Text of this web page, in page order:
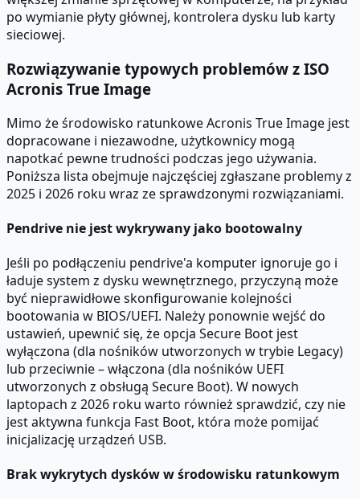
po wymianie płyty głównej, kontrolera dysku lub karty
sieciowej.
Rozwiązywanie typowych problemów z ISO
Acronis True Image
Mimo że środowisko ratunkowe Acronis True Image jest
dopracowane i niezawodne, użytkownicy mogą
napotkać pewne trudności podczas jego używania.
Poniższa lista obejmuje najczęściej zgłaszane problemy z
2025 i 2026 roku wraz ze sprawdzonymi rozwiązaniami.
Pendrive nie jest wykrywany jako bootowalny
Jeśli po podłączeniu pendrive'a komputer ignoruje go i
ładuje system z dysku wewnętrznego, przyczyną może
być nieprawidłowe skonfigurowanie kolejności
bootowania w BIOS/UEFI. Należy ponownie wejść do
ustawień, upewnić się, że opcja Secure Boot jest
wyłączona (dla nośników utworzonych w trybie Legacy)
lub przeciwnie – włączona (dla nośników UEFI
utworzonych z obsługą Secure Boot). W nowych
laptopach z 2026 roku warto również sprawdzić, czy nie
jest aktywna funkcja Fast Boot, która może pomijać
inicjalizację urządzeń USB.
Brak wykrytych dysków w środowisku ratunkowym